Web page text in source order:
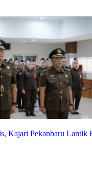
Kajari Pekanbaru Lantik